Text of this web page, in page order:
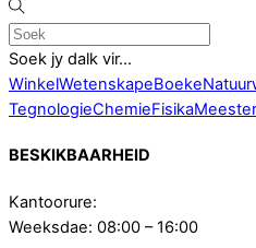
Soek jy dalk vir...
WinkelWetenskapeBoeke
TegnologieChemieFisika
BESKIKBAARHEID
Kantoorure:
Weeksdae: 08:00 – 16:00